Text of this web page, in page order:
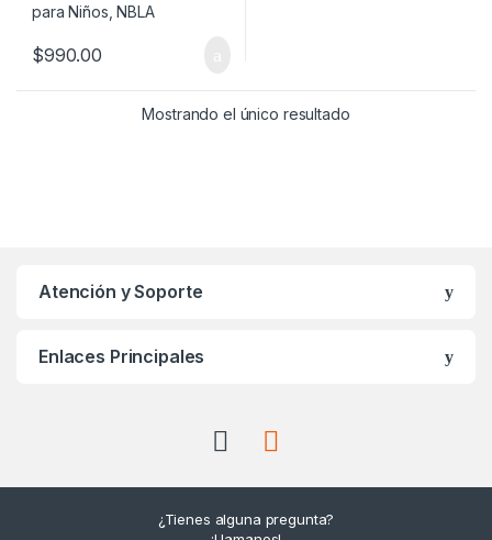
$990.00
Mostrando el único resultado
Atención y Soporte
Enlaces Principales
¿Tienes alguna pregunta?